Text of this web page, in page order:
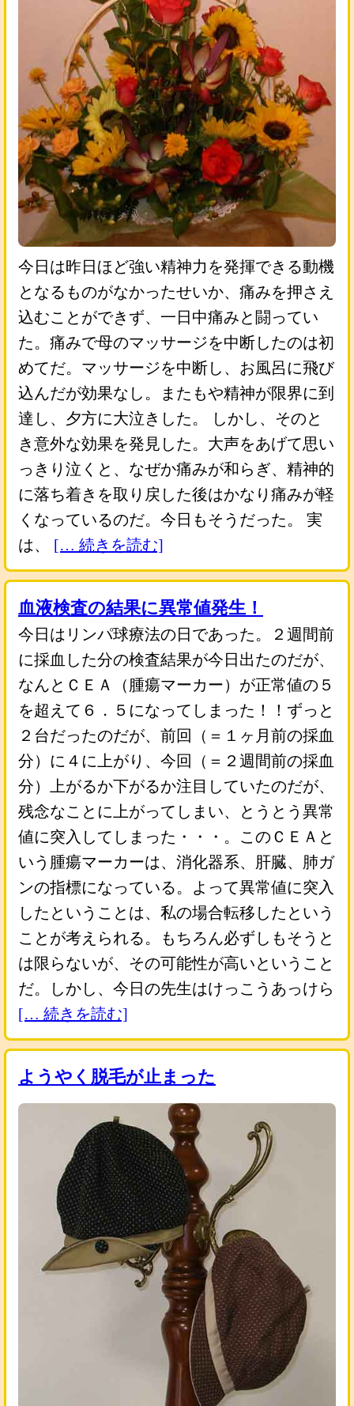
今日は昨日ほど強い精神力を発揮できる動機
となるものがなかったせいか、痛みを押さえ
込むことができず、一日中痛みと闘ってい
た。痛みで母のマッサージを中断したのは初
めてだ。マッサージを中断し、お風呂に飛び
込んだが効果なし。またもや精神が限界に到
達し、夕方に大泣きした。 しかし、そのと
き意外な効果を発見した。大声をあげて思い
っきり泣くと、なぜか痛みが和らぎ、精神的
に落ち着きを取り戻した後はかなり痛みが軽
くなっているのだ。今日もそうだった。 実
は、 [… 続きを読む]
血液検査の結果に異常値発生！
今日はリンパ球療法の日であった。２週間前
に採血した分の検査結果が今日出たのだが、
なんとＣＥＡ（腫瘍マーカー）が正常値の５
を超えて６．５になってしまった！！ずっと
２台だったのだが、前回（＝１ヶ月前の採血
分）に４に上がり、今回（＝２週間前の採血
分）上がるか下がるか注目していたのだが、
残念なことに上がってしまい、とうとう異常
値に突入してしまった・・・。このＣＥＡと
いう腫瘍マーカーは、消化器系、肝臓、肺ガ
ンの指標になっている。よって異常値に突入
したということは、私の場合転移したという
ことが考えられる。もちろん必ずしもそうと
は限らないが、その可能性が高いということ
だ。しかし、今日の先生はけっこうあっけら
[… 続きを読む]
ようやく脱毛が止まった